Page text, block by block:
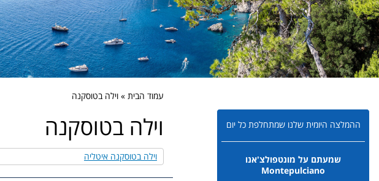
עמוד הבית » וילה בטוסקנה
ההמלצה היומית שלנו שמתחלפת כל יום
שמעתם על מונטפולצ'אנו
Montepulciano
וילה בטוסקנה
וילה בטוסקנה איטליה